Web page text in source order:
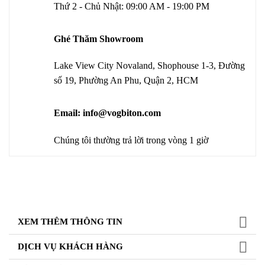
Thứ 2 - Chủ Nhật: 09:00 AM - 19:00 PM
Ghé Thăm Showroom
Lake View City Novaland, Shophouse 1-3, Đường
số 19, Phường An Phu, Quận 2, HCM
Email: info@vogbiton.com
Chúng tôi thường trả lời trong vòng 1 giờ
XEM THÊM THÔNG TIN
DỊCH VỤ KHÁCH HÀNG